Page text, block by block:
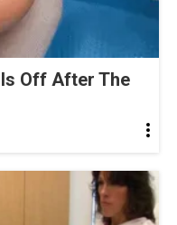
Off After The